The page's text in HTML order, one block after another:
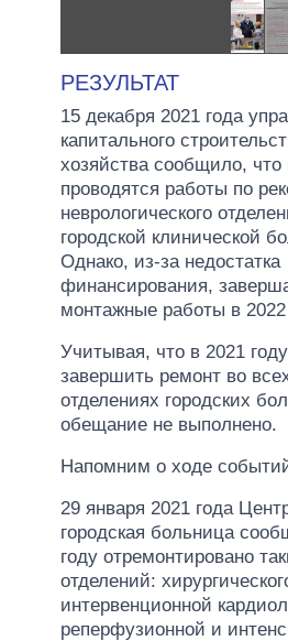
РЕЗУЛЬТАТ
15 декабря 2021 года
капитального
хозяйства сообщило, что
проводятся работы по
неврологического
городской клинической
Однако, из-за недостатка
финансирования,
монтажные работы в 2022
Учитывая, что в 2021
завершить ремонт во
отделениях городских
обещание не выполнено.
Напомним о ходе
29 января 2021 года
городская больница
году отремонтировано
отделений:
интервенционной
реперфузионной и